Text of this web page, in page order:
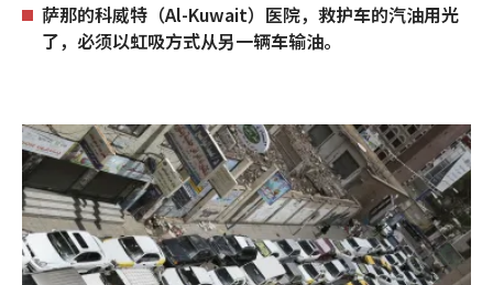
萨那的科威特（Al-Kuwait）医院，救护车的汽油用光
了，必须以虹吸方式从另一辆车输油。